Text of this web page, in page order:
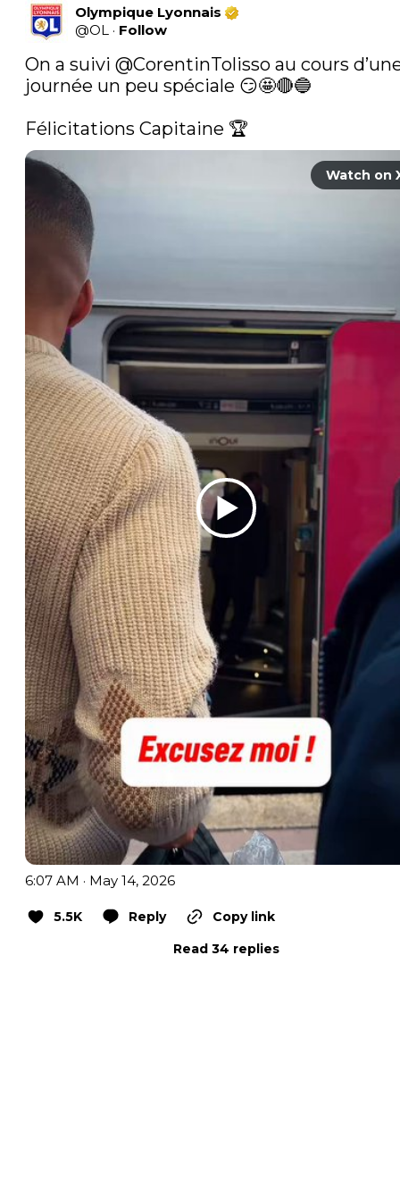
Olympique Lyonnais
@OL · Follow
On a suivi @CorentinTolisso au cours
journée un peu spéciale 😏🤩🔴🔵
Félicitations Capitaine 🏆
Watch on
6:07 AM · May 14, 2026
5.5K Reply
Copy link
Read 34 replies